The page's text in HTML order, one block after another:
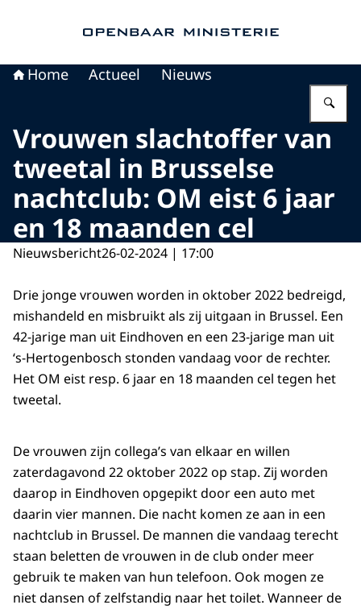
Home Actueel Nieuws
Vrouwen slachtoffer van
tweetal in Brusselse
nachtclub: OM eist 6 jaar
en 18 maanden cel
Nieuwsbericht26-02-2024 | 17:00
Drie jonge vrouwen worden in oktober 2022 bedreigd,
mishandeld en misbruikt als zij uitgaan in Brussel. Een
42-jarige man uit Eindhoven en een 23-jarige man uit
‘s-Hertogenbosch stonden vandaag voor de rechter.
Het OM eist resp. 6 jaar en 18 maanden cel tegen het
tweetal.
De vrouwen zijn collega’s van elkaar en willen
zaterdagavond 22 oktober 2022 op stap. Zij worden
daarop in Eindhoven opgepikt door een auto met
daarin vier mannen. Die nacht komen ze aan in een
nachtclub in Brussel. De mannen die vandaag terecht
staan beletten de vrouwen in de club onder meer
gebruik te maken van hun telefoon. Ook mogen ze
niet dansen of zelfstandig naar het toilet. Wanneer de